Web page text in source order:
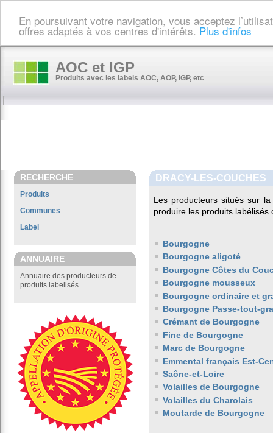
En poursuivant votre navigation, vous acceptez
offres adaptés à vos centres d'intérêts. Plus d'infos
AOC et IGP
Produits avec les labels AOC, AOP, IGP, etc
RECHERCHE
Produits
Communes
Label
ANNUAIRE
Annuaire des producteurs de
produits labelisés
DRACY-LES-COUCHES
Les producteurs situés sur
produire les produits labélisés
Bourgogne
Bourgogne aligoté
Bourgogne Côtes du
Bourgogne mousseux
Bourgogne ordinaire et
Bourgogne Passe-tout-
Crémant de Bourgogne
Fine de Bourgogne
Marc de Bourgogne
Emmental français Est-
Saône-et-Loire
Volailles de Bourgogne
Volailles du Charolais
Moutarde de Bourgogne